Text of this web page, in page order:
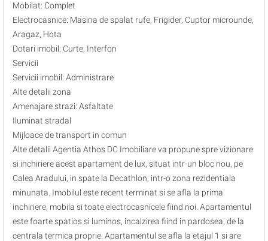
Mobilat: Complet
Electrocasnice: Masina de spalat rufe, Frigider, Cuptor microunde,
Aragaz, Hota
Dotari imobil: Curte, Interfon
Servicii
Servicii imobil: Administrare
Alte detalii zona
Amenajare strazi: Asfaltate
Iluminat stradal
Mijloace de transport in comun
Alte detalii Agentia Athos DC Imobiliare va propune spre vizionare
si inchiriere acest apartament de lux, situat intr-un bloc nou, pe
Calea Aradului, in spate la Decathlon, intr-o zona rezidentiala
minunata. Imobilul este recent terminat si se afla la prima
inchiriere, mobila si toate electrocasnicele fiind noi. Apartamentul
este foarte spatios si luminos, incalzirea fiind in pardosea, de la
centrala termica proprie. Apartamentul se afla la etajul 1 si are